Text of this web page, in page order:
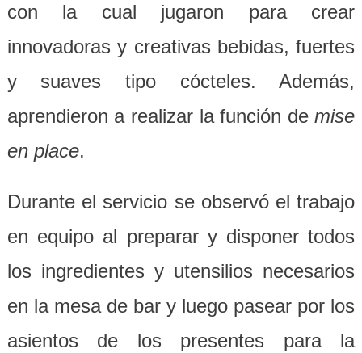
con la cual jugaron para crear
innovadoras y creativas bebidas, fuertes
y suaves tipo cócteles. Además,
aprendieron a realizar la función demise
en place.
Durante el servicio se observó el trabajo
en equipo al preparar y disponer todos
los ingredientes y utensilios necesarios
en la mesa de bar y luego pasear por los
asientos de los presentes para la